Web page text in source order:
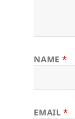
NAME *
EMAIL*